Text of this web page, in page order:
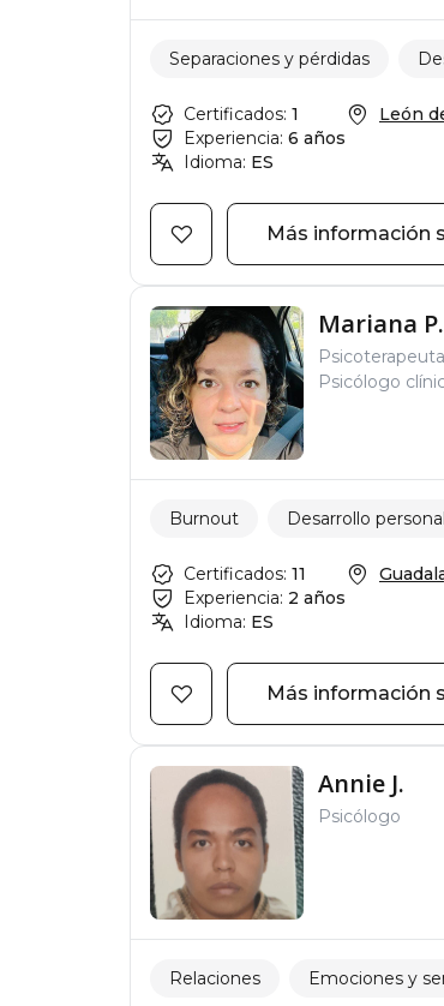
Separaciones y pérdidas
Certificados: 1
Experiencia: 6 años
Idioma: ES
León
Más información
Mariana P.
Psicoterapeuta
Psicólogo
Burnout Desarrollo personal
Certificados: 11
Experiencia: 2 años
Idioma: ES
Más información
Annie J.
Psicólogo
Relaciones Emociones y